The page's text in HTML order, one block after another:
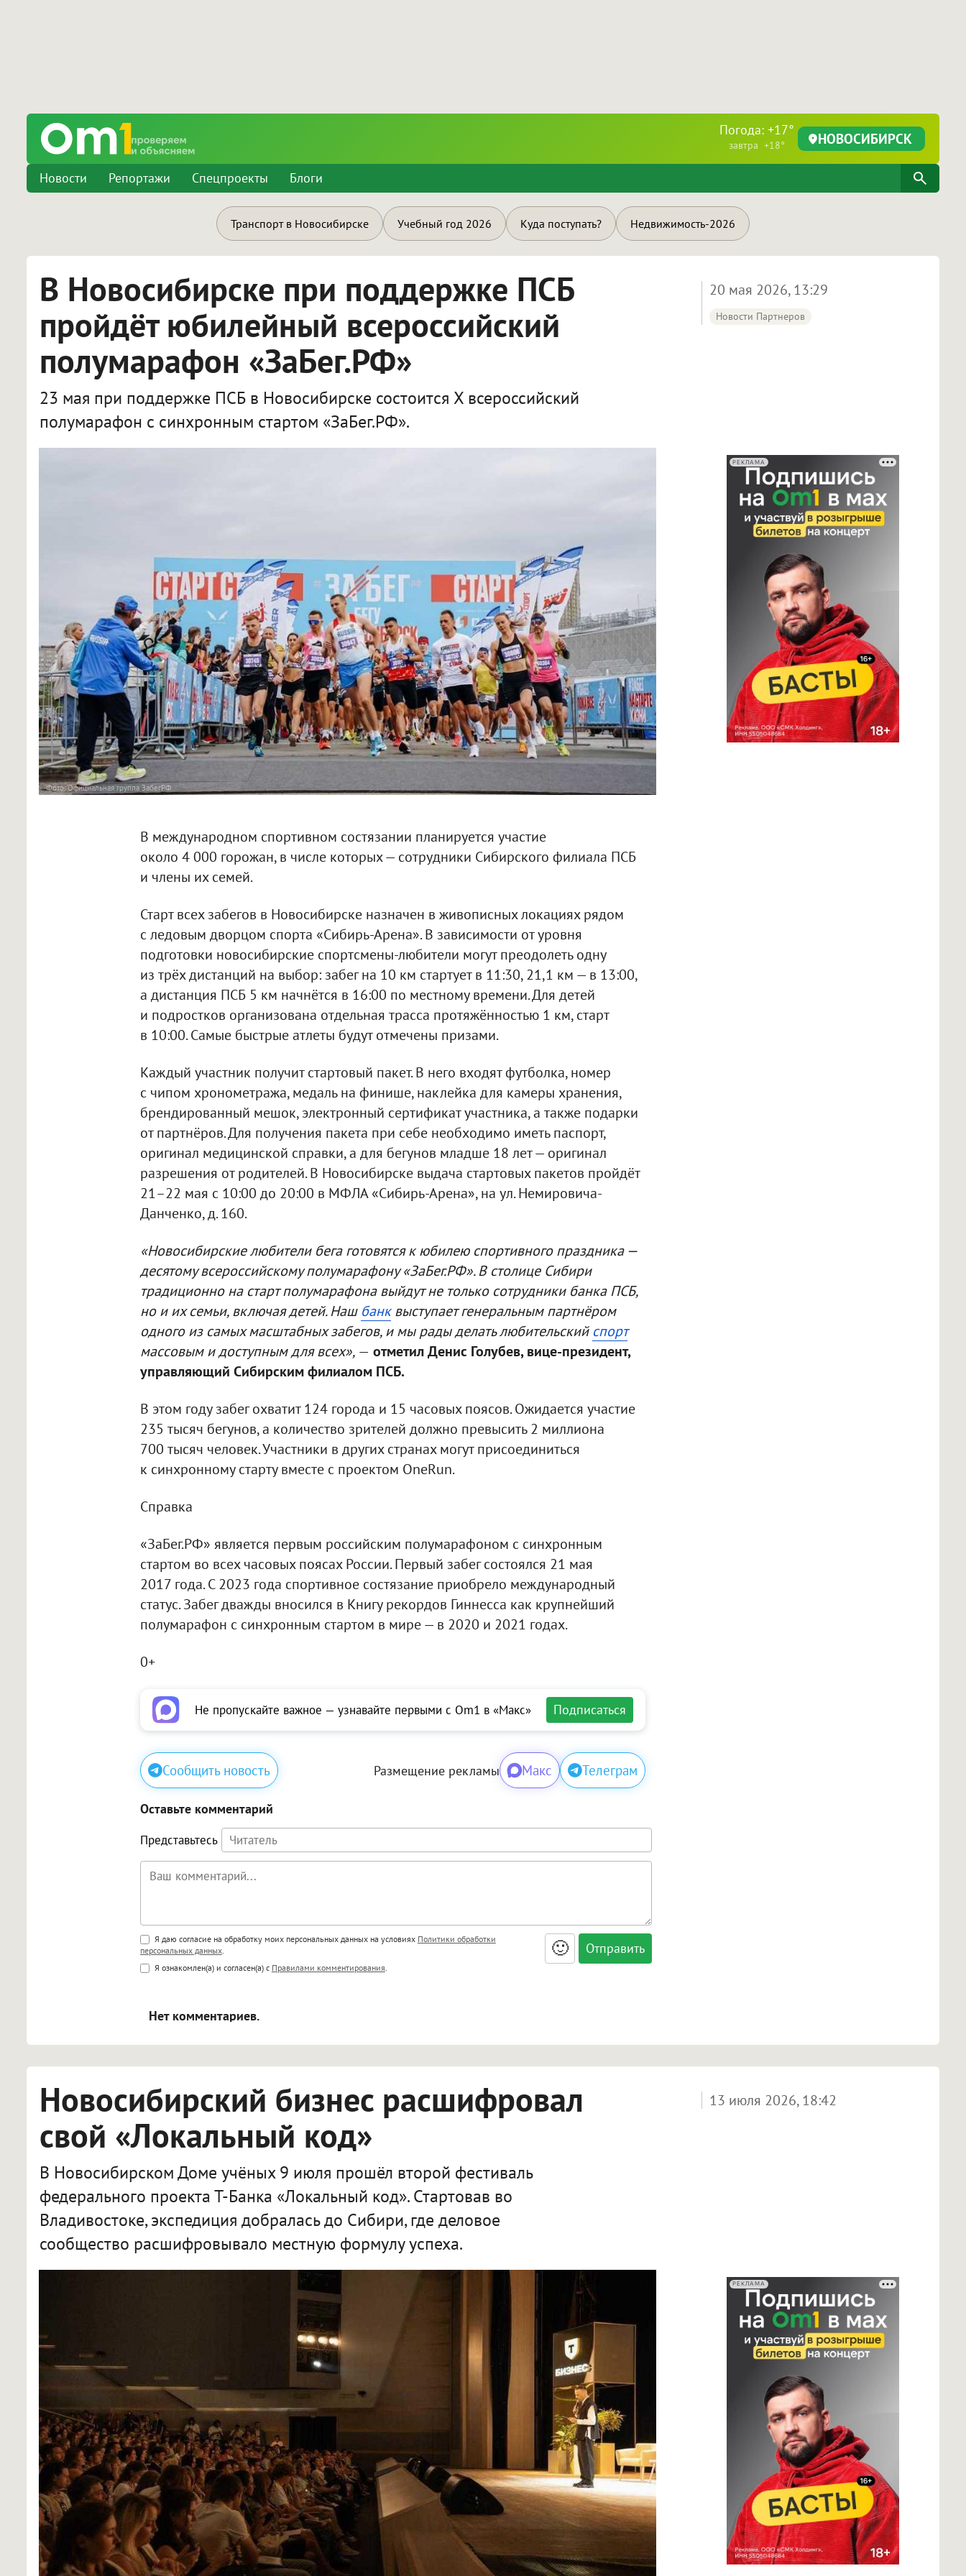
Погода: +17°
завтра +18° НОВОСИБИРСК
Новости Репортажи Спецпроекты Блоги
Транспорт в Новосибирске Учебный год 2026 Куда поступать? Недвижимость-2026
В Новосибирске при поддержке ПСБ
пройдёт юбилейный всероссийский
полумарафон «ЗаБег.РФ»
23 мая при поддержке ПСБ в Новосибирске состоится X всероссийский
полумарафон с синхронным стартом «ЗаБег.РФ».
20 мая 2026, 13:29
Новости Партнеров
РЕКЛАМА
Фото: Официальная группа ЗабегРФ
В международном спортивном состязании планируется участие
около 4 000 горожан, в числе которых — сотрудники Сибирского филиала ПСБ
и члены их семей.
Старт всех забегов в Новосибирске назначен в живописных локациях рядом
с ледовым дворцом спорта «Сибирь-Арена». В зависимости от уровня
подготовки новосибирские спортсмены-любители могут преодолеть одну
из трёх дистанций на выбор: забег на 10 км стартует в 11:30, 21,1 км — в 13:00,
а дистанция ПСБ 5 км начнётся в 16:00 по местному времени. Для детей
и подростков организована отдельная трасса протяжённостью 1 км, старт
в 10:00. Самые быстрые атлеты будут отмечены призами.
Каждый участник получит стартовый пакет. В него входят футболка, номер
с чипом хронометража, медаль на финише, наклейка для камеры хранения,
брендированный мешок, электронный сертификат участника, а также подарки
от партнёров. Для получения пакета при себе необходимо иметь паспорт,
оригинал медицинской справки, а для бегунов младше 18 лет — оригинал
разрешения от родителей. В Новосибирске выдача стартовых пакетов пройдёт
21–22 мая с 10:00 до 20:00 в МФЛА «Сибирь-Арена», на ул. Немировича-
Данченко, д. 160.
«Новосибирские любители бега готовятся к юбилею спортивного праздника —
десятому всероссийскому полумарафону «ЗаБег.РФ». В столице Сибири
традиционно на старт полумарафона выйдут не только сотрудники банка ПСБ,
но и их семьи, включая детей. Наш банквыступает генеральным партнёром
одного из самых масштабных забегов, и мы рады делать любительский спорт
массовым и доступным для всех», — отметил Денис Голубев, вице-президент,
управляющий Сибирским филиалом ПСБ.
В этом году забег охватит 124 города и 15 часовых поясов. Ожидается участие
235 тысяч бегунов, а количество зрителей должно превысить 2 миллиона
700 тысяч человек. Участники в других странах могут присоединиться
к синхронному старту вместе с проектом OneRun.
Справка
«ЗаБег.РФ» является первым российским полумарафоном с синхронным
стартом во всех часовых поясах России. Первый забег состоялся 21 мая
2017 года. С 2023 года спортивное состязание приобрело международный
статус. Забег дважды вносился в Книгу рекордов Гиннесса как крупнейший
полумарафон с синхронным стартом в мире — в 2020 и 2021 годах.
0+
Не пропускайте важное — узнавайте первыми с Om1 в «Макс» Подписаться
Сообщить новость Размещение рекламы Макс Телеграм
Оставьте комментарий
Представьтесь
Поддержка HTML
<b>, <strong>, <u>, <i>, <em>, <s>, <big>, <small>, <sup>, <sub>, <pre>, <ul>, <ol>, <li>,
<blockquote>, <code> экранирует HTML, адреса URL автоматически становятся ссылками, и
Я даю согласие на обработку моих персональных данных на условиях Политики обработки
персональных данных.
Я ознакомлен(а) и согласен(а) с Правилами комментирования.
🙂
Нет комментариев.
Новосибирский бизнес расшифровал
свой «Локальный код»
В Новосибирском Доме учёных 9 июля прошёл второй фестиваль
федерального проекта Т-Банка «Локальный код». Стартовав во
Владивостоке, экспедиция добралась до Сибири, где деловое
сообщество расшифровывало местную формулу успеха.
13 июля 2026, 18:42
РЕКЛАМА